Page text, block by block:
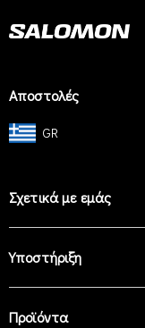
Αποστολές
GR
Σχετικά με εμάς
Υποστήριξη
Προϊόντα